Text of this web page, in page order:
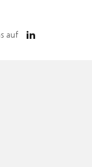
auf